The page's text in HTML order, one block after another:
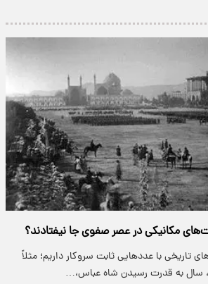
مکانیکی در عصر صفوی جا نیفتادند؟
با عددهایی ثابت سروکار داریم؛ مثلاً
سال به قدرت رسیدن شاه عباس،…